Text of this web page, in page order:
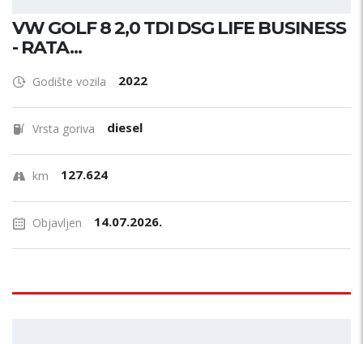
VW GOLF 8 2,0 TDI DSG LIFE BUSINESS
- RATA...
Godište vozila 2022
Vrsta goriva diesel
km 127.624
Objavljen 14.07.2026.